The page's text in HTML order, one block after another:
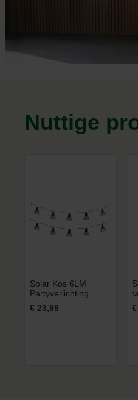
Nuttige
Solar Kos 6LM
Partyverlichting
€ 23,99